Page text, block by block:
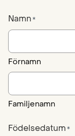
Namn*
Förnamn
Familjenamn
Födelsedatum*